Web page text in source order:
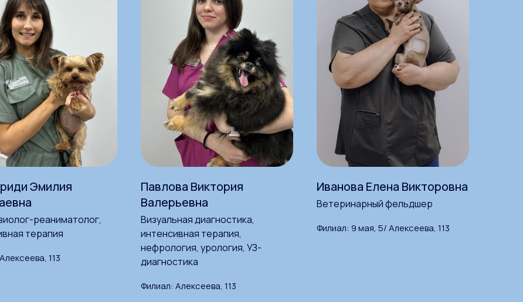
Эмилия
реаниматолог,
терапия
113
Павлова Виктория
Валерьевна
Визуальная диагностика,
интенсивная терапия,
нефрология, урология, УЗ-
диагностика
Филиал: Алексеева, 113
Иванова Елена Викторовна
Ветеринарный фельдшер
Филиал: 9 мая, 5/ Алексеева, 113